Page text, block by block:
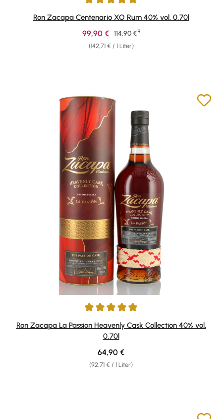
Durchschnittliche Bewertung von 4.95 von 5 Sternen
Ron Zacapa Centenario XO Rum 40% vol. 0,70l
(142,71 € / 1 Liter)
Verkaufspreis:
99,90 € Regulärer Preis:
114,90 € 1
Durchschnittliche Bewertung von 5 von 5 Sternen
Ron Zacapa La Passion Heavenly Cask Collection 40% vol.
0,70l
(92,71 € / 1 Liter)
Regulärer Preis:
64,90 €